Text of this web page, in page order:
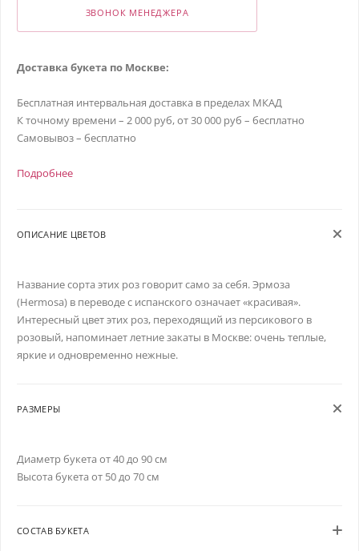
ЗВОНОК МЕНЕДЖЕРА
Доставка букета по Москве:
Бесплатная интервальная доставка в пределах МКАД
К точному времени – 2 000 руб, от 30 000 руб – бесплатно
Самовывоз – бесплатно
Подробнее
ОПИСАНИЕ ЦВЕТОВ
Название сорта этих роз говорит само за себя. Эрмоза
(Hermosa) в переводе с испанского означает «красивая».
Интересный цвет этих роз, переходящий из персикового в
розовый, напоминает летние закаты в Москве: очень теплые,
яркие и одновременно нежные.
РАЗМЕРЫ
Диаметр букета от 40 до 90 см
Высота букета от 50 до 70 см
СОСТАВ БУКЕТА